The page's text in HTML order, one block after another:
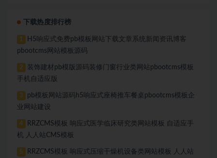
下载热度排行榜
1
H5响应式免费pb模板网站下载文章系统新闻资讯博客
pbootcms网站模板源码
2
装饰建材pb模版源码装修门窗行业类网站pbootcms模板
手机自适应版
3
pb模板网站源码h5响应式座椅推车餐桌pbootcms模板企
业网站建设
4
RRZCMS模板 响应式医学临床研究类网站模板 自适应手
机 人人站CMS模板
5
RRZCMS模板 响应式压缩干燥机设备类网站模板 人人站